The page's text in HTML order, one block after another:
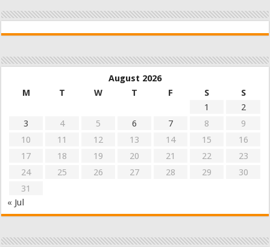
August 2026
M
T W T F S
S
1
2
3
4 5 6 7 8
9
10
11 12 13 14 15
16
17
18 19 20 21 22
23
24
25 26 27 28 29
30
31
« Jul